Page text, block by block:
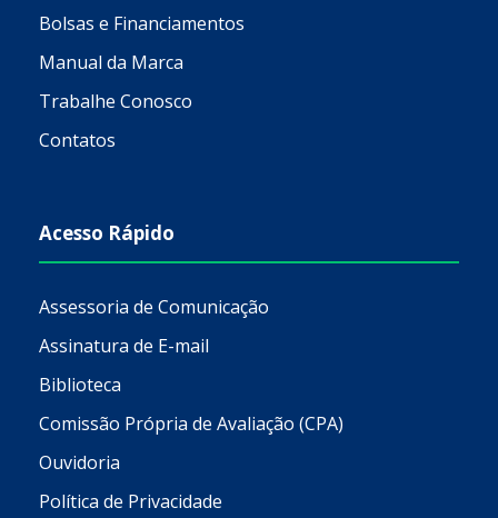
Bolsas e Financiamentos
Manual da Marca
Trabalhe Conosco
Contatos
Acesso Rápido
Assessoria de Comunicação
Assinatura de E-mail
Biblioteca
Comissão Própria de Avaliação (CPA)
Ouvidoria
Política de Privacidade